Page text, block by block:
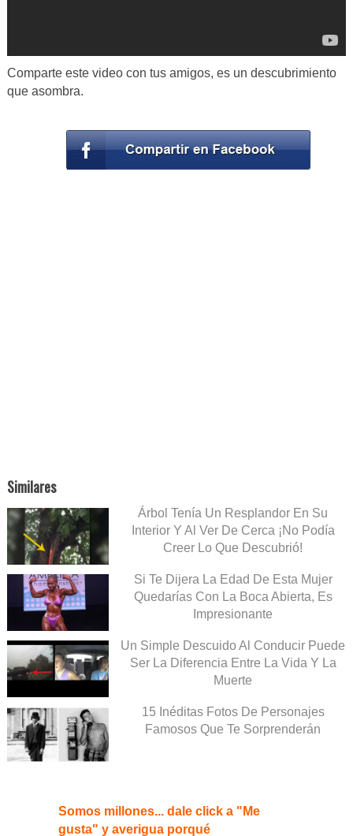
Comparte este video con tus amigos, es un descubrimiento
que asombra.
Similares
Árbol Tenía Un Resplandor En Su
Interior Y Al Ver De Cerca ¡No Podía
Creer Lo Que Descubrió!
Si Te Dijera La Edad De Esta Mujer
Quedarías Con La Boca Abierta, Es
Impresionante
Un Simple Descuido Al Conducir Puede
Ser La Diferencia Entre La Vida Y La
Muerte
15 Inéditas Fotos De Personajes
Famosos Que Te Sorprenderán
Somos millones... dale click a "Me
gusta" y averigua porqué